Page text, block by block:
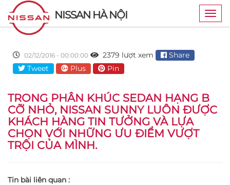
NISSAN HÀ NỘI
02/12/2016 - 00:00:00 2379 lượt xem
Share
Tweet
Plus Pin
TRONG PHÂN KHÚC SEDAN HẠNG B
CỠ NHỎ, NISSAN SUNNY LUÔN ĐƯỢC
KHÁCH HÀNG TIN TƯỞNG VÀ LỰA
CHỌN VỚI NHỮNG ƯU ĐIỂM VƯỢT
TRỘI CỦA MÌNH.
Tin bài liên quan :